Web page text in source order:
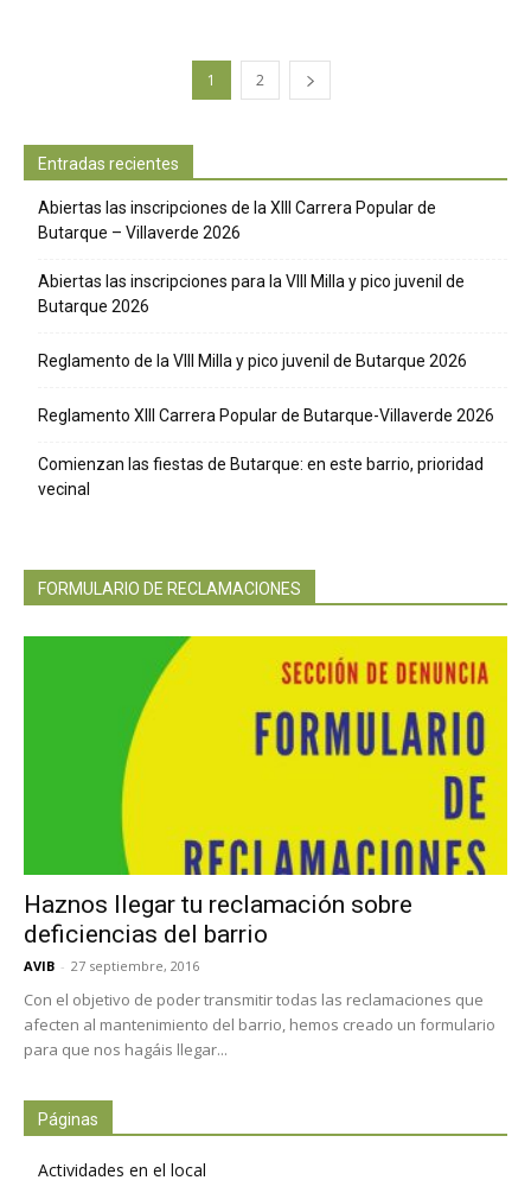
1 2
Entradas recientes
Abiertas las inscripciones de la XIII Carrera Popular de
Butarque – Villaverde 2026
Abiertas las inscripciones para la VIII Milla y pico juvenil de
Butarque 2026
Reglamento de la VIII Milla y pico juvenil de Butarque 2026
Reglamento XIII Carrera Popular de Butarque-Villaverde 2026
Comienzan las fiestas de Butarque: en este barrio, prioridad
vecinal
FORMULARIO DE RECLAMACIONES
Haznos llegar tu reclamación sobre
deficiencias del barrio
AVIB - 27 septiembre, 2016
Con el objetivo de poder transmitir todas las reclamaciones que
afecten al mantenimiento del barrio, hemos creado un formulario
para que nos hagáis llegar...
Páginas
Actividades en el local